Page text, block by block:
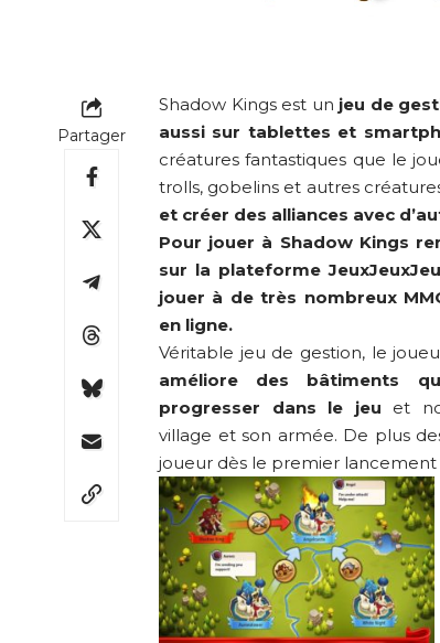
Partager
Shadow Kings est un jeu de
aussi sur tablettes et
créatures fantastiques que le
trolls, gobelins et autres
et créer des alliances avec
Pour jouer à Shadow Kings
sur la plateforme
jouer à de très nombreux
en ligne.
Véritable jeu de gestion, le
améliore des bâtiments
progresser dans le jeu et
village et son armée. De plus
joueur dès le premier lancement